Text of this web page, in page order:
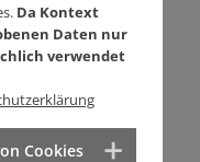
Da Kontext
Daten nur
verwendet
Cookies